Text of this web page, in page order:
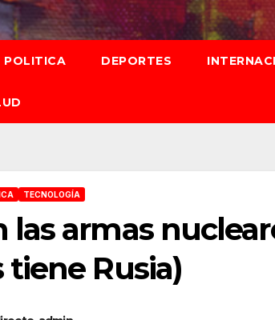
POLITICA DEPORTES
TECNOLOGÍA
las armas
Rusia)